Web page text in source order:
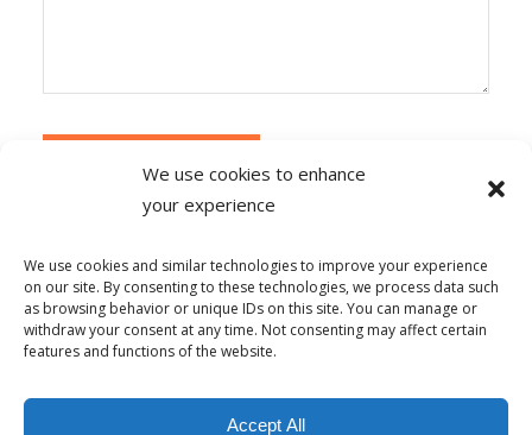
We use cookies to enhance
your experience
We use cookies and similar technologies to improve your experience
on our site. By consenting to these technologies, we process data such
as browsing behavior or unique IDs on this site. You can manage or
withdraw your consent at any time. Not consenting may affect certain
features and functions of the website.
Accept All
Ce site utilise Akismet pour réduire les
données de vos commentaires sont traitées.
© Copyright - Alpha-b 2019-2026 -powered by Enfold WordPress